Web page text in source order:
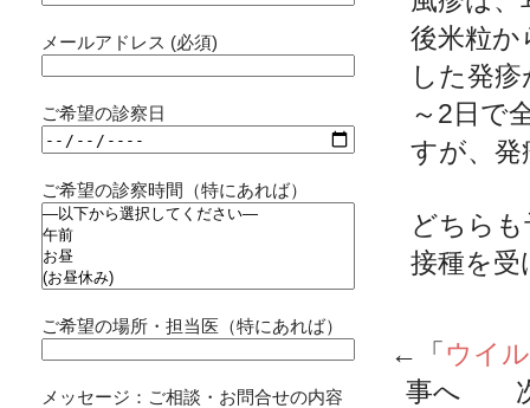
後米粒
した発
～2日で
すが、
どちら
接種を受
←「ウイ
事へ 次
メールアドレス (必須)
ご希望の診察日
ご希望の診察時間（特にあれば）
ご希望の場所・担当医（特にあれば）
メッセージ：ご相談・お問合せの内容